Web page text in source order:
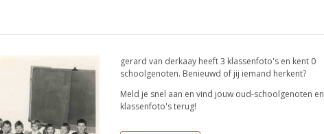
gerard van derkaay heeft 3 klassenfoto's en kent 0
schoolgenoten. Benieuwd of jij iemand herkent?
Meld je snel aan en vind jouw oud-schoolgenoten en
klassenfoto's terug!